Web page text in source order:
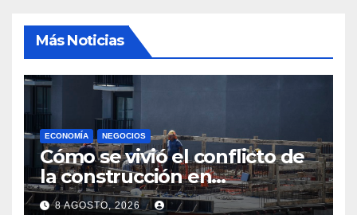
Más Noticias
ECONOMÍA NEGOCIOS
Cómo se vivió el conflicto de
la construcción en
Maldonado, un
8 AGOSTO, 2026